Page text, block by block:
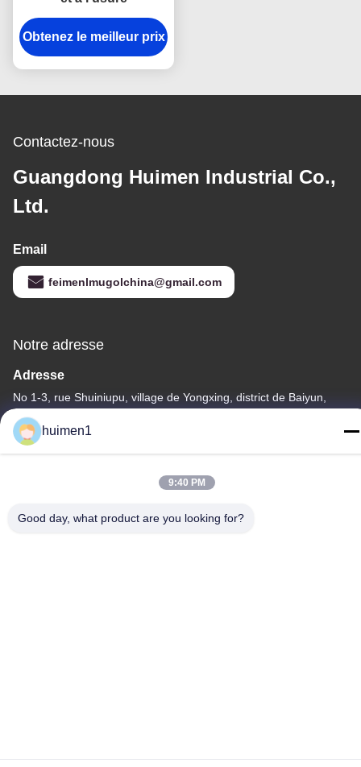
Obtenez le meilleur prix
Contactez-nous
Guangdong Huimen Industrial Co.,
Ltd.
Email
feimenlmugolchina@gmail.com
Notre adresse
Adresse
No 1-3, rue Shuiniupu, village de Yongxing, district de Baiyun,
ville de Guangzhou, province du Guangdong, Chine
Téléphone
huimen1
9:40 PM
Good day, what product are you looking for?